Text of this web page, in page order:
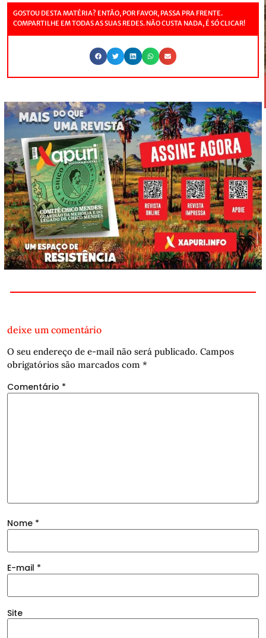
GOSTOU DESTA MATÉRIA? ENTÃO, POR FAVOR, PASSA PRA FRENTE.
COMPARTILHE EM TODAS AS SUAS REDES. NÃO CUSTA NADA, É SÓ CLICAR!
deixe um comentário
O seu endereço de e-mail não será publicado. Campos
obrigatórios são marcados com *
Comentário *
Nome *
E-mail *
Site